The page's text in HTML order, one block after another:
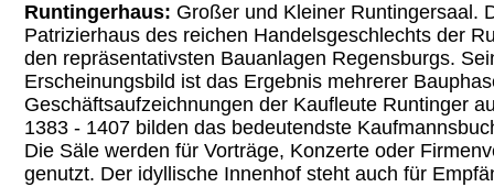
Runtingerhaus: Großer und Kleiner Runtingersaal.
Patrizierhaus des reichen Handelsgeschlechts der
den repräsentativsten Bauanlagen Regensburgs.
Erscheinungsbild ist das Ergebnis mehrerer
Geschäftsaufzeichnungen der Kaufleute Runtinger
1383 - 1407 bilden das bedeutendste
Die Säle werden für Vorträge, Konzerte oder
genutzt. Der idyllische Innenhof steht auch für